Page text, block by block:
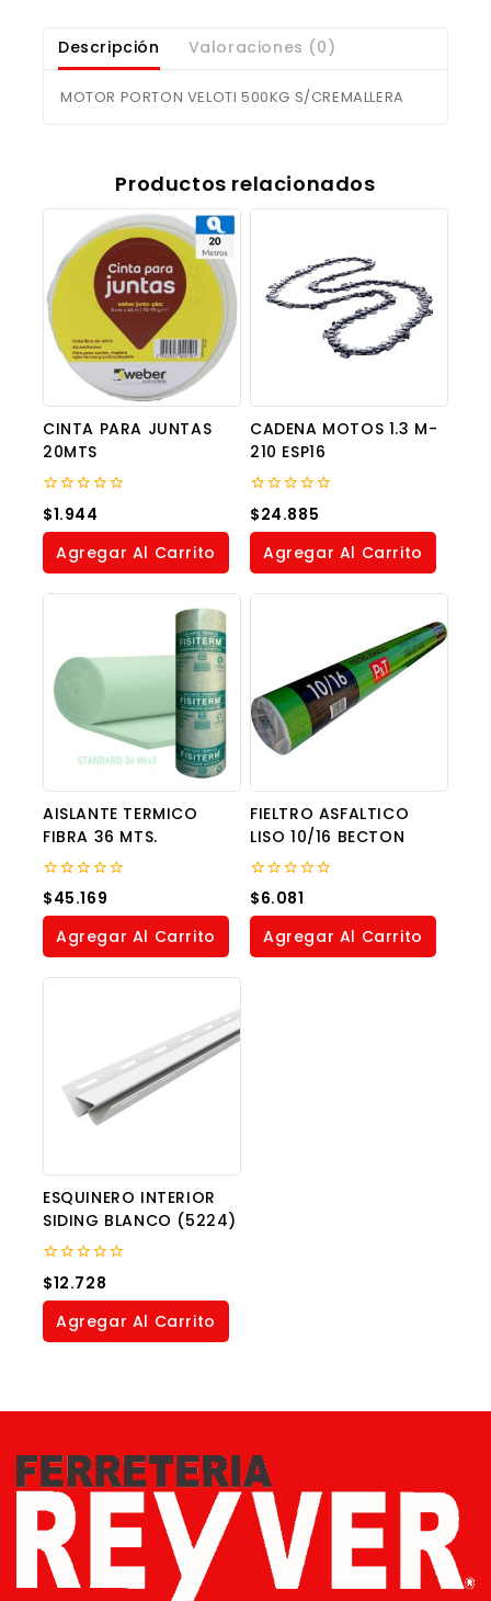
Descripción Valoraciones (0)
MOTOR PORTON VELOTI 500KG S/CREMALLERA
Productos relacionados
CINTA PARA JUNTAS
20MTS
0
out
of
$1.944
Agregar Al Carrito
CADENA MOTOS 1.3 M-
210 ESP16
0
out
of
$24.885
Agregar Al Carrito
AISLANTE TERMICO
FIBRA 36 MTS.
0
out
of
$45.169
Agregar Al Carrito
FIELTRO ASFALTICO
LISO 10/16 BECTON
0
out
of
$6.081
Agregar Al Carrito
ESQUINERO INTERIOR
SIDING BLANCO (5224)
0
out
of
$12.728
Agregar Al Carrito